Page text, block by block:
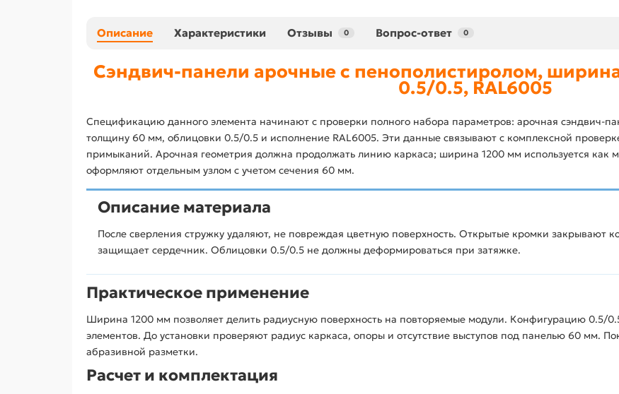
Описание Характеристики Отзывы 0 Вопрос-ответ 0
Сэндвич-панели арочные с пенополистиролом,
0.5/0.5, RAL6005
Спецификацию данного элемента начинают с проверки полного набора параметров: арочная сэндвич-
толщину 60 мм, облицовки 0.5/0.5 и исполнение RAL6005. Эти данные связывают с комплексной
примыканий. Арочная геометрия должна продолжать линию каркаса; ширина 1200 мм используется как
оформляют отдельным узлом с учетом сечения 60 мм.
Описание материала
После сверления стружку удаляют, не повреждая цветную поверхность. Открытые кромки закрывают
защищает сердечник. Облицовки 0.5/0.5 не должны деформироваться при затяжке.
Практическое применение
Ширина 1200 мм позволяет делить радиусную поверхность на повторяемые модули. Конфигурацию 0.5/
элементов. До установки проверяют радиус каркаса, опоры и отсутствие выступов под панелью 60 мм.
абразивной разметки.
Расчет и комплектация